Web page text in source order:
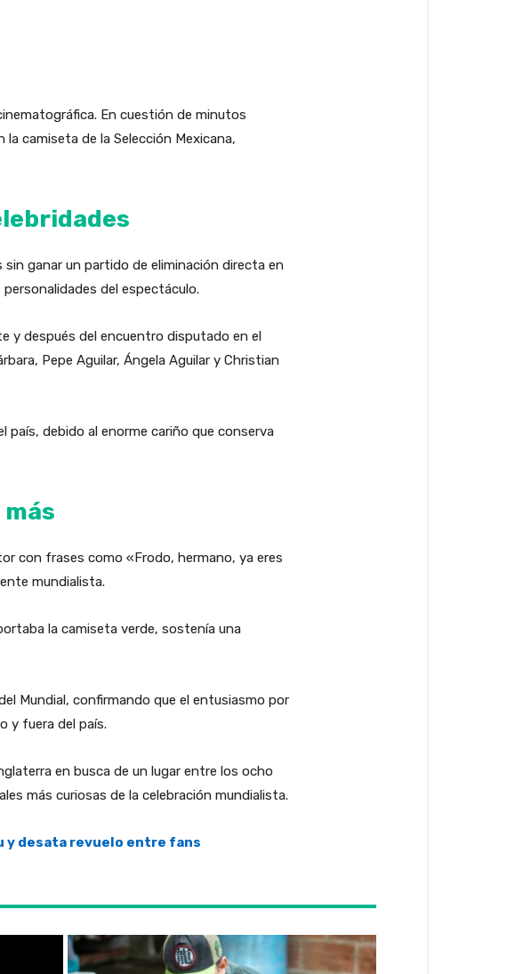
En cuestión de minutos
camiseta de la Selección Mexicana,
ganar un partido de eliminación directa en
del espectáculo.
y después del encuentro disputado en el
Pepe Aguilar, Ángela Aguilar y Christian
país, debido al enorme cariño que conserva
con frases como «Frodo, hermano, ya eres
mundialista.
la camiseta verde, sostenía una
Mundial, confirmando que el entusiasmo por
y fuera del país.
en busca de un lugar entre los ocho
más curiosas de la celebración mundialista.
y desata revuelo entre fans